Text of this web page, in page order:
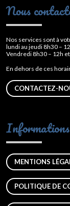
Nous
Nos services sont à
lundi au jeudi 8h30 –
Vendredi 8h30 – 12h
En dehors de ces
CONTACTEZ-
MENTIONS
POLITIQUE DE